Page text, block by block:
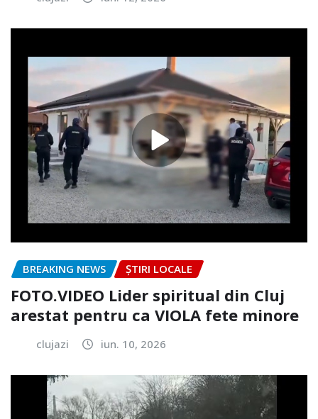
BREAKING NEWS ȘTIRI LOCALE
FOTO.VIDEO Lider spiritual din Cluj
arestat pentru ca VIOLA fete minore
clujazi iun. 10, 2026